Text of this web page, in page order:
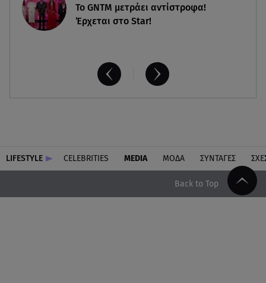
Το GNTM μετράει αντίστροφα!
Έρχεται στο Star!
LIFESTYLE CELEBRITIES MEDIA ΜΟΔΑ ΣΥΝΤΑΓΕΣ
Back to Top